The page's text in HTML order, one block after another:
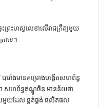
ះព្រះហស្ថលេខាលើរាជក្រឹត្យមួយ
ាទេ។
រាំងមានគម្រោងបង្កើតសហព័ន្ធ
សហព័ន្ធឥណ្ឌូចិន មានន័យថា
មួយដែល ផ្គត់ផ្គង់ ផលិតផល